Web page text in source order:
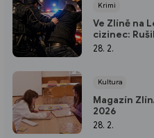
Krimi
Ve Zlíně na
cizinec:
zaútočil i na
28. 2.
Kultura
Magazín
2026
28. 2.